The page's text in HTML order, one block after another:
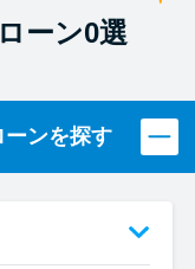
ーン0選
ンを探す